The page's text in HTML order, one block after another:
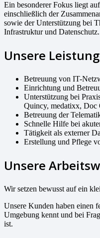
Ein besonderer Fokus liegt
einschließlich der
sowie der Unterstützung bei
Infrastruktur und Datenschutz.
Unsere
Betreuung von IT-
Einrichtung und
Unterstützung bei
Quincy, medatixx, Doc
Betreuung der
Schnelle Hilfe bei
Tätigkeit als externer
Erstellung und Pflege
Unsere
Wir setzen bewusst auf ein
Unsere Kunden haben einen
Umgebung kennt und bei
ist.